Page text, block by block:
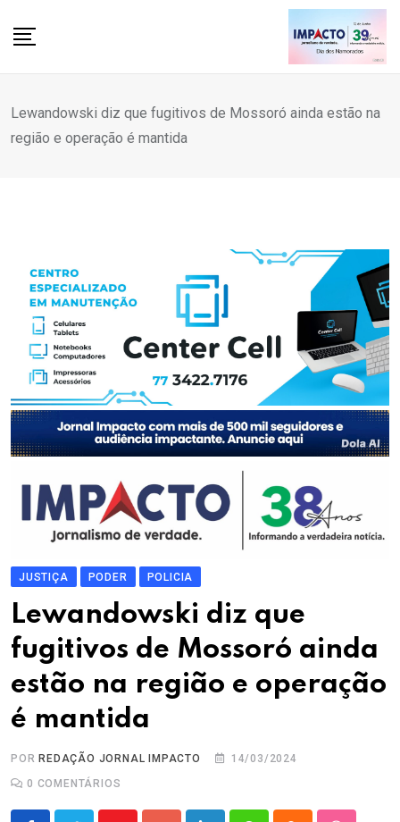
Lewandowski diz que fugitivos de Mossoró ainda estão na
região e operação é mantida
JUSTIÇA PODER POLICIA
Lewandowski diz que
fugitivos de Mossoró ainda
estão na região e operação
é mantida
POR REDAÇÃO JORNAL IMPACTO
14/03/2024
0 COMENTÁRIOS